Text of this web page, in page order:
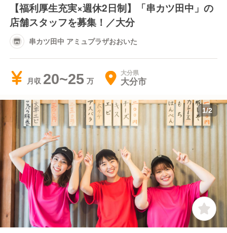
【福利厚生充実×週休2日制】「串カツ田中」の
店舗スタッフを募集！／大分
串カツ田中 アミュプラザおおいた
月収 20~25 大分県
大分市
1/2